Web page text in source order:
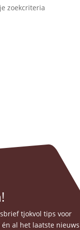
zoekcriteria
tjokvol tips voor
al het laatste nieuws